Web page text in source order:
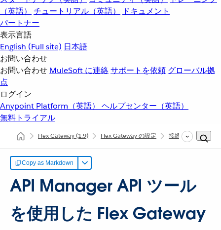
（英語）
チュートリアル（英語）
ドキュメント
パートナー
表示言語
English (Full site) 日本語
お問い合わせ
お問い合わせ MuleSoft に連絡サポートを依頼 グローバル拠
点
ログイン
Anypoint Platform（英語） ヘルプセンター（英語）
無料トライアル
Flex Gateway(1.9) Flex Gateway の設定 接続モードでの
Copy as Markdown
API Manager API ツール
を使用した Flex Gateway